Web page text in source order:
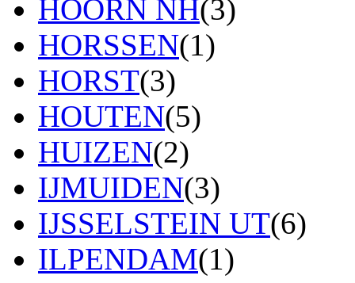
HOORN NH(3)
HORSSEN(1)
HORST(3)
HOUTEN(5)
HUIZEN(2)
IJMUIDEN(3)
IJSSELSTEIN UT(6)
ILPENDAM(1)